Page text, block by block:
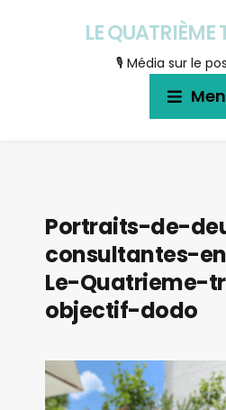
LE QUATRIÈME
🎙 Média sur le
Portraits-de-
consultantes-
Le-Quatrieme-
objectif-dodo